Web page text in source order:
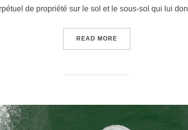
de propriété sur le sol et le sous-sol qui lui
READ MORE« EXTRACTIVISME